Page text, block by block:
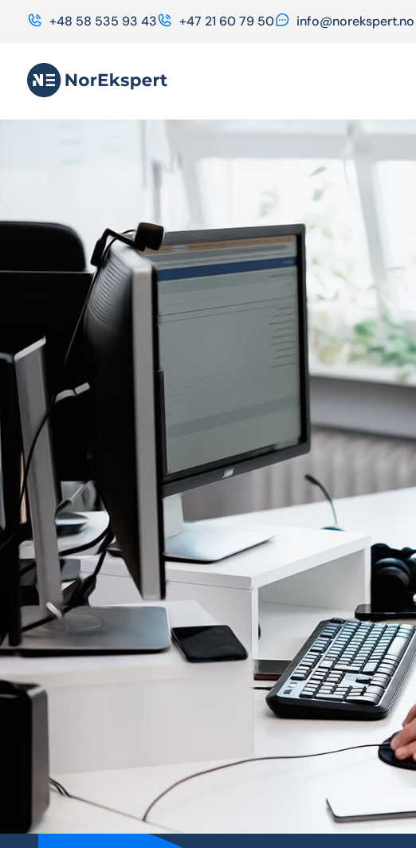
+48 58 535 93 43 +47 21 60 79 50 info@norekspert.no